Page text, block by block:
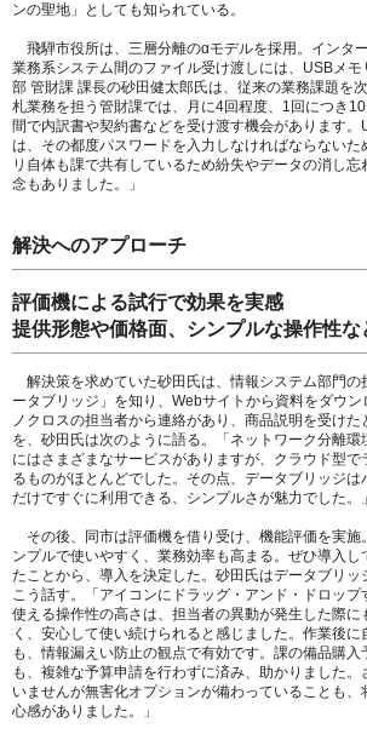
ンの聖地」としても知られている。
飛騨市役所は、三層分離のαモデルを採用。インタ
業務系システム間のファイル受け渡しには、USBメ
部 管財課 課長の砂田健太郎氏は、従来の業務課題を
札業務を担う管財課では、月に4回程度、1回につき
間で内訳書や契約書などを受け渡す機会があります
は、その都度パスワードを入力しなければならないた
リ自体も課で共有しているため紛失やデータの消し
念もありました。」
解決へのアプローチ
評価機による試行で効果を実感
提供形態や価格面、シンプルな操作性な
解決策を求めていた砂田氏は、情報システム部門の
ータブリッジ」を知り、Webサイトから資料をダウン
ノクロスの担当者から連絡があり、商品説明を受けた
を、砂田氏は次のように語る。「ネットワーク分離環
にはさまざまなサービスがありますが、クラウド型
るものがほとんどでした。その点、データブリッジは
だけですぐに利用できる、シンプルさが魅力でした。」
その後、同市は評価機を借り受け、機能評価を実施
ンプルで使いやすく、業務効率も高まる。ぜひ導入し
たことから、導入を決定した。砂田氏はデータブリッ
こう話す。「アイコンにドラッグ・アンド・ドロップ
使える操作性の高さは、担当者の異動が発生した際に
く、安心して使い続けられると感じました。作業後
も、情報漏えい防止の観点で有効です。課の備品購
も、複雑な予算申請を行わずに済み、助かりました
いませんが無害化オプションが備わっていることも
心感がありました。」